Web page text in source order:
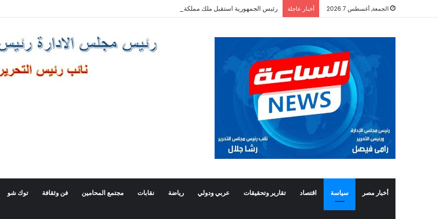
الجمعة, أغسطس 7 2026 أخبار عاجلة رئيس الجمهورية استقبل ملك مملكة البحرين الشقيقة
أخبار مصر سياسة اقتصاد تقارير وتحقيقات عربي ودولي رياضة نقابات مجتمع المحامين فن وثقافة توك شو